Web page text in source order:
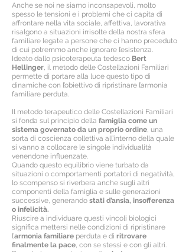
Anche se noi ne siamo inconsapevoli, molto
spesso le tensioni e i problemi che ci capita di
affrontare nella vita sociale, affettiva, lavorativa
risalgono a situazioni irrisolte della nostra sfera
familiare legate a persone che ci hanno preceduto
di cui potremmo anche ignorare l’esistenza.
Ideato dallo psicoterapeuta tedesco Bert
Hellinger, il metodo delle Costellazioni Familiari
permette di portare alla luce questo tipo di
dinamiche con l’obiettivo di ripristinare l’armonia
familiare perduta.
Il metodo terapeutico delle Costellazioni Familiari
si fonda sul principio della famiglia come un
sistema governato da un proprio ordine, una
sorta di coscienza collettiva all’interno della quale
si vanno a collocare le singole individualità
venendone influenzate.
Quando questo equilibrio viene turbato da
situazioni o comportamenti portatori di negatività,
lo scompenso si riverbera anche sugli altri
componenti della famiglia e sulle generazioni
successive, generando stati d’ansia, insofferenza
o infelicità.
Riuscire a individuare questi vincoli biologici
significa mettersi nelle condizioni di ripristinare
l’armonia familiare perduta e di ritrovare
finalmente la pace, con se stessi e con gli altri.